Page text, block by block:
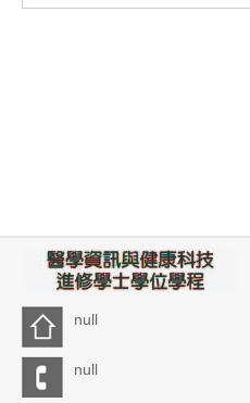
null
null